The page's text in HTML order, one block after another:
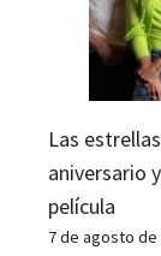
Las
aniversario
película
7 de agosto de